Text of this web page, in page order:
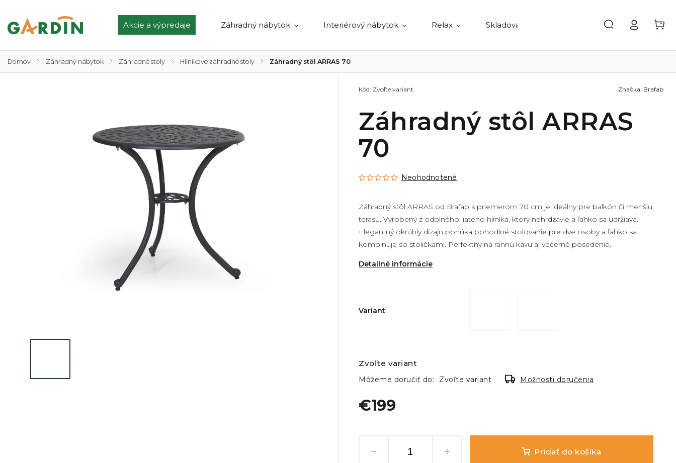
Akcie a výpredaje Záhradný nábytok Interiérový nábytok Relax Skladovanie Predávané
Domov / Záhradný nábytok / Záhradné stoly / Hliníkové záhradné stoly / Záhradný stôl ARRAS 70
Záhradný stôl ARRAS
70
Kód: Zvoľte variant
Neohodnotené
Záhradný stôl ARRAS od Brafab s priemerom 70 cm je ideálny pre balkón či menšiu
terasu. Vyrobený z odolného liateho hliníka, ktorý nehrdzavie a ľahko sa udržiava.
Elegantný okrúhly dizajn ponúka pohodlné stolovanie pre dve osoby a ľahko sa
kombinuje so stoličkami. Perfektný na rannú kávu aj večerné posedenie.
Detailné informácie
Značka: Brafab
Variant
€199
Zvoľte variant
Môžeme doručiť do: Zvoľte variant Možnosti doručenia
Pridať do košíka